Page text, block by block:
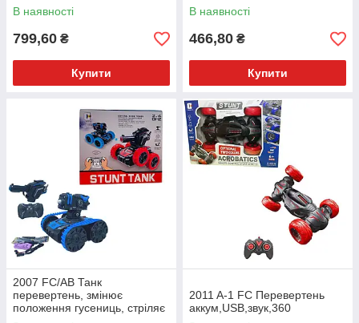
В наявності
799,60 ₴
Купити
В наявності
466,80 ₴
Купити
2007 FC/AB Танк
перевертень, змінює
положення гусениць, стріляє
2011 A-1 FC Перевертень
аккум,USB,звук,360